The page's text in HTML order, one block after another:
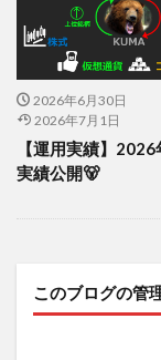
2026年6月30日
2026年7月1日
【運用実績】
実績公開🐻
このブログの管